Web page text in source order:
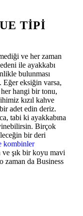
TIPI
ve her zaman
ile ayakkabı
bulunması
Eğer eksiğin varsa,
hangi bir tonu,
kızıl kahve
adet edin deriz.
tabi ki ayakkabına
Birçok
bir deri
kombinler
şık bir koyu mavi
zaman da Business